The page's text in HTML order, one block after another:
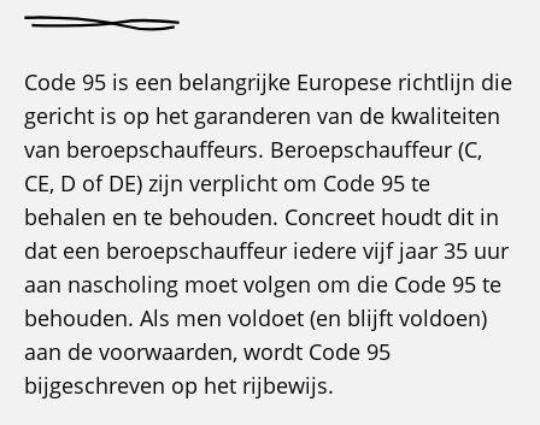
Code 95 is een belangrijke Europese richtlijn die
gericht is op het garanderen van de kwaliteiten
van beroepschauffeurs. Beroepschauffeur (C,
CE, D of DE) zijn verplicht om Code 95 te
behalen en te behouden. Concreet houdt dit in
dat een beroepschauffeur iedere vijf jaar 35 uur
aan nascholing moet volgen om die Code 95 te
behouden. Als men voldoet (en blijft voldoen)
aan de voorwaarden, wordt Code 95
bijgeschreven op het rijbewijs.